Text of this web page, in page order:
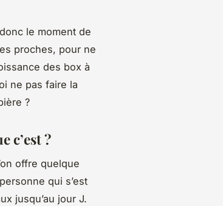
le moment de
proches, pour ne
des box à
ne pas faire la
?
c’est ?
offre quelque
qui s’est
jusqu’au jour J.